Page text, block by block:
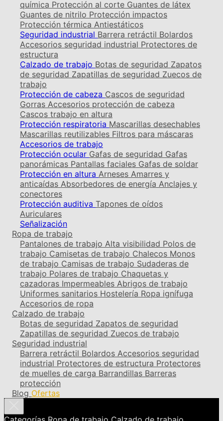
química Protección al corte Guantes de látex
Guantes de nitrilo Protección impactos
Protección térmica Antiestáticos
Seguridad industrial Barrera retráctil Bolardos
Accesorios seguridad industrial Protectores de
estructura
Calzado de trabajo Botas de seguridad Zapatos
de seguridad Zapatillas de seguridad Zuecos de
trabajo
Protección de cabeza Cascos de seguridad
Gorras Accesorios protección de cabeza
Cascos trabajo en altura
Protección respiratoria Mascarillas desechables
Mascarillas reutilizables Filtros para máscaras
Accesorios de trabajo
Protección ocular Gafas de seguridad Gafas
panorámicas Pantallas faciales Gafas de soldar
Protección en altura Arneses Amarres y
anticaídas Absorbedores de energía Anclajes y
conectores
Protección auditiva Tapones de oídos
Auriculares
Señalización
Ropa de trabajo
Pantalones de trabajo Alta visibilidad Polos de
trabajo Camisetas de trabajo Chalecos Monos
de trabajo Camisas de trabajo Sudaderas de
trabajo Polares de trabajo Chaquetas y
cazadoras Impermeables Abrigos de trabajo
Uniformes sanitarios Hostelería Ropa ignífuga
Accesorios de ropa
Calzado de trabajo
Botas de seguridad Zapatos de seguridad
Zapatillas de seguridad Zuecos de trabajo
Seguridad industrial
Barrera retráctil Bolardos Accesorios seguridad
industrial Protectores de estructura Protectores
de muelles de carga Barrandillas Barreras
protección
Blog Ofertas